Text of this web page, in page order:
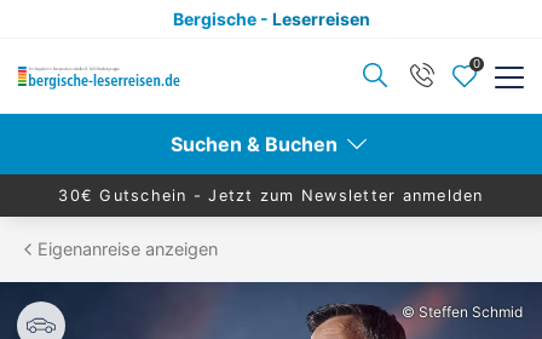
Bergische - Leserreisen
0
Suchen & Buchen
30€ Gutschein - Jetzt zum Newsletter anmelden
Zurück
Reisekategorien anzeigen
Alleinreisende
Zurück
Reiseziele anzeigen
Hamburg
Eigenanreise anzeigen
© Steffen Schmid